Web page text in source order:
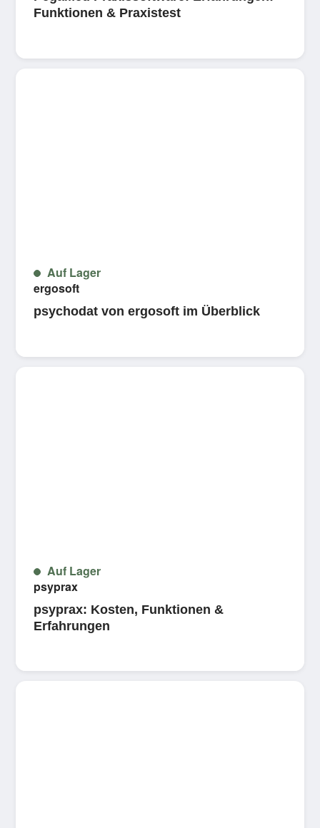
Funktionen & Praxistest
Auf Lager
ergosoft
psychodat von ergosoft im Überblick
Auf Lager
psyprax
psyprax: Kosten, Funktionen &
Erfahrungen